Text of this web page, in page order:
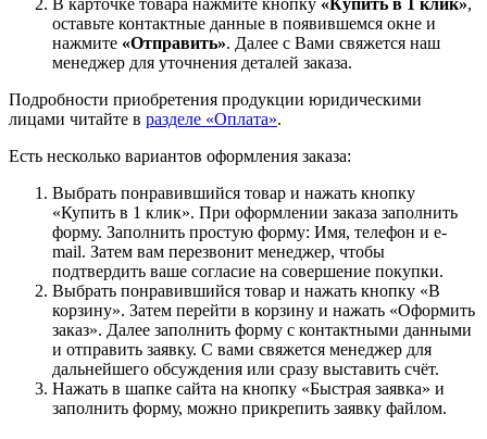
В карточке товара нажмите кнопку «Купить в 1 клик»,
оставьте контактные данные в появившемся окне и
нажмите «Отправить». Далее с Вами свяжется наш
менеджер для уточнения деталей заказа.
Подробности приобретения продукции юридическими
лицами читайте в разделе «Оплата».
Есть несколько вариантов оформления заказа:
Выбрать понравившийся товар и нажать кнопку
«Купить в 1 клик». При оформлении заказа заполнить
форму. Заполнить простую форму: Имя, телефон и e-
mail. Затем вам перезвонит менеджер, чтобы
подтвердить ваше согласие на совершение покупки.
Выбрать понравившийся товар и нажать кнопку «В
корзину». Затем перейти в корзину и нажать «Оформить
заказ». Далее заполнить форму с контактными данными
и отправить заявку. С вами свяжется менеджер для
дальнейшего обсуждения или сразу выставить счёт.
Нажать в шапке сайта на кнопку «Быстрая заявка» и
заполнить форму, можно прикрепить заявку файлом.